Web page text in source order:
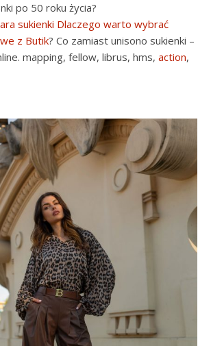
po 50 roku życia?
sukienki Dlaczego warto wybrać
z Butik? Co zamiast unisono sukienki –
mapping, fellow, librus, hms, action,